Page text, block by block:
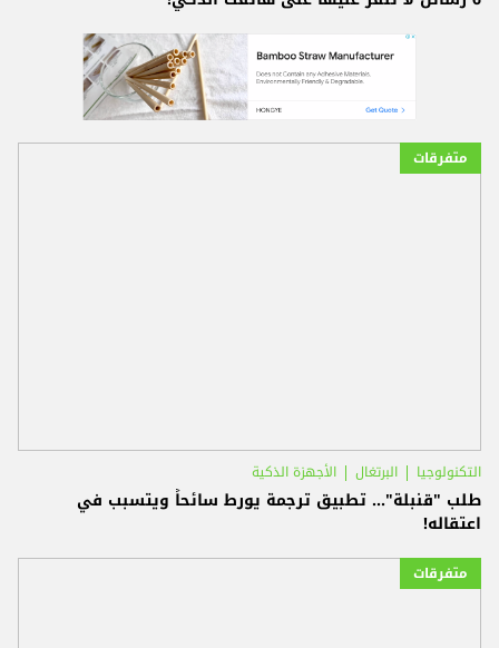
متفرقات
التكنولوجيا البرتغال الأجهزة الذكية
طلب "قنبلة"... تطبيق ترجمة يورط سائحاً ويتسبب في
اعتقاله!
متفرقات